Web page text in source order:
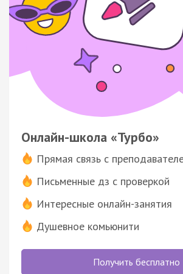
Онлайн-школа «Турбо»
Прямая связь с
Письменные дз с проверкой
Интересные онлайн-занятия
Душевное комьюнити
Получить бесплатно